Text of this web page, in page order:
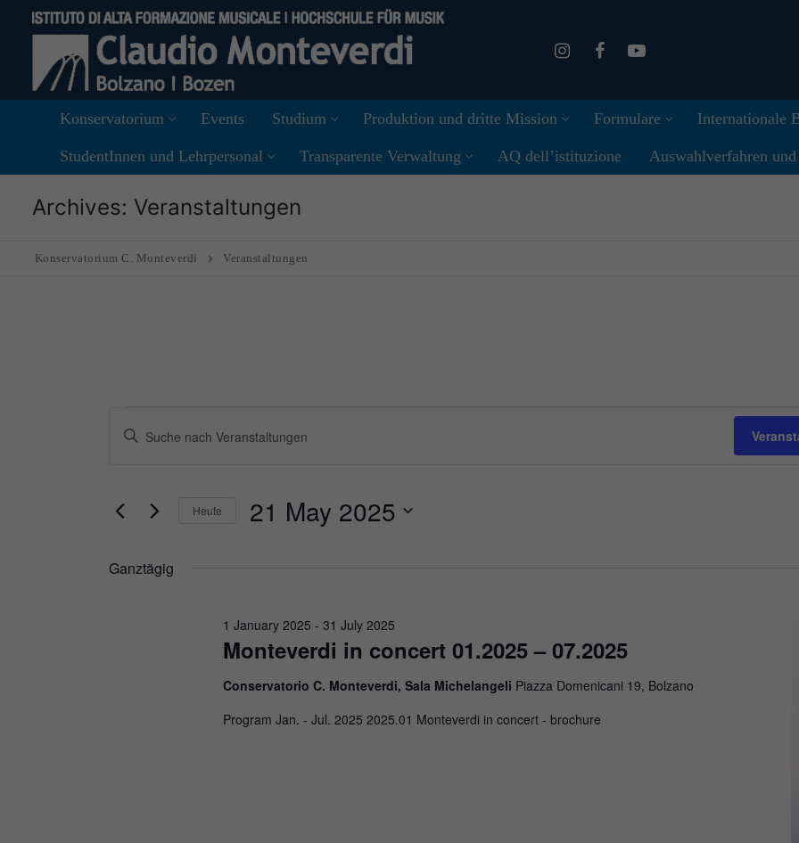
content
Konservatorium Events Studium Produktion und dritte Mission Formulare Internationale
StudentInnen und Lehrpersonal Transparente Verwaltung AQ dell’istituzione Auswahlverfahren
Archives: Veranstaltungen
Konservatorium C. Monteverdi Veranstaltungen
Veranstaltungen
21
May
Veranstaltungen
und
Ansichten,
Navigation
Bitte
nach
Heute 21 May 2025
Ganztägig
Monteverdi in concert 01.2025 – 07.2025
1 January 2025 - 31 July 2025
Conservatorio C. Monteverdi, Sala Michelangeli Piazza Domenicani 19, Bolzano
Program Jan. - Jul. 2025 2025.01 Monteverdi in concert - brochure